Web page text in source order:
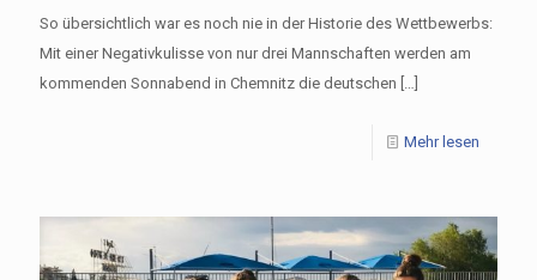
So übersichtlich war es noch nie in der Historie des Wettbewerbs:
Mit einer Negativkulisse von nur drei Mannschaften werden am
kommenden Sonnabend in Chemnitz die deutschen […]
Mehr lesen